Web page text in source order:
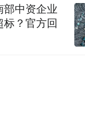
部中资企业
？官方回